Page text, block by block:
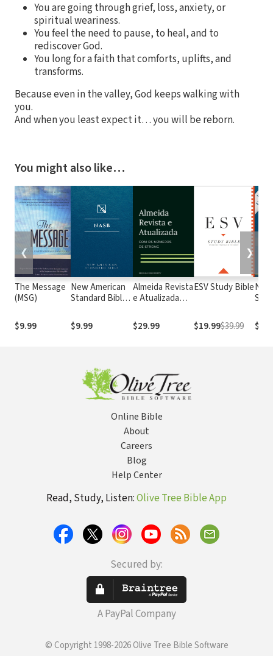
You are going through grief, loss, anxiety, or
spiritual weariness.
You feel the need to pause, to heal, and to
rediscover God.
You long for a faith that comforts, uplifts, and
transforms.
Because even in the valley, God keeps walking with
you.
And when you least expect it… you will be reborn.
You might also like…
The Message
(MSG)
$9.99
New American
Standard Bible
(NASB1995)
$9.99
Almeida Revista
e Atualizada
números de
Strong
$29.99
ESV Study Bible
$19.99$39.99
❮ ❯
Online Bible
About
Careers
Blog
Help Center
Read, Study, Listen:Olive Tree Bible App
Secured by:
A PayPal Company
© Copyright 1998-2026 Olive Tree Bible Software